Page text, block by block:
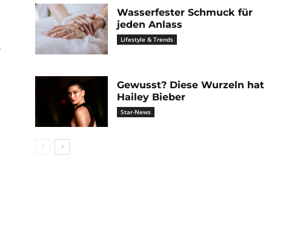
Wasserfester Schmuck für
jeden Anlass
Lifestyle & Trends
Gewusst? Diese Wurzeln hat
Hailey Bieber
Star-News